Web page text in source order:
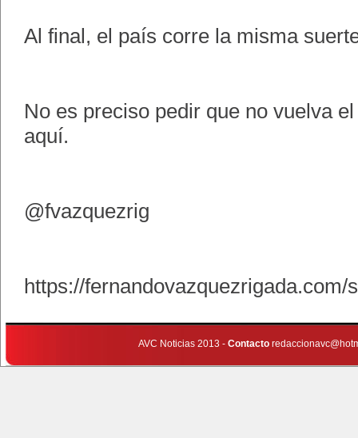
Al final, el país corre la misma
No es preciso pedir que no vuelva
aquí.
@fvazquezrig
https://fernandovazquezrigada.com/
AVC Noticias 2013 - Contacto